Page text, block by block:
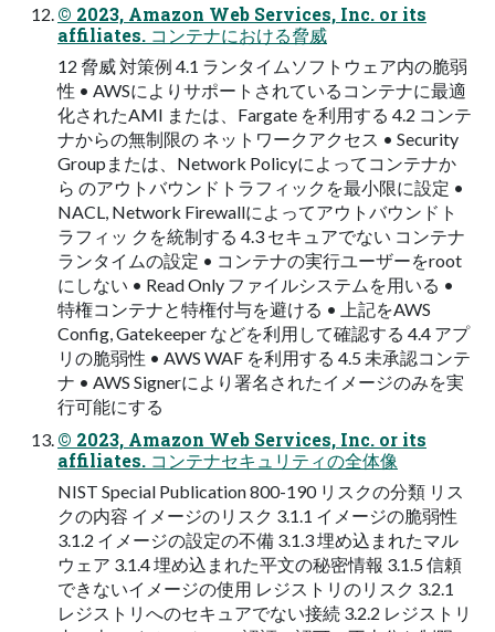
© 2023, Amazon Web Services, Inc. or its
affiliates. コンテナにおける脅威
12 脅威 対策例 4.1 ランタイムソフトウェア内の脆弱
性 • AWSによりサポートされているコンテナに最適
化されたAMI または、Fargate を利用する 4.2 コンテ
ナからの無制限の ネットワークアクセス • Security
Groupまたは、Network Policyによってコンテナか
ら のアウトバウンドトラフィックを最小限に設定 •
NACL, Network Firewallによってアウトバウンドト
ラフィッ クを統制する 4.3 セキュアでない コンテナ
ランタイムの設定 • コンテナの実行ユーザーをroot
にしない • Read Only ファイルシステムを用いる •
特権コンテナと特権付与を避ける • 上記をAWS
Config, Gatekeeper などを利用して確認する 4.4 アプ
リの脆弱性 • AWS WAF を利用する 4.5 未承認コンテ
ナ • AWS Signerにより署名されたイメージのみを実
行可能にする
© 2023, Amazon Web Services, Inc. or its
affiliates. コンテナセキュリティの全体像
NIST Special Publication 800-190 リスクの分類 リス
クの内容 イメージのリスク 3.1.1 イメージの脆弱性
3.1.2 イメージの設定の不備 3.1.3 埋め込まれたマル
ウェア 3.1.4 埋め込まれた平文の秘密情報 3.1.5 信頼
できないイメージの使用 レジストリのリスク 3.2.1
レジストリへのセキュアでない接続 3.2.2 レジストリ